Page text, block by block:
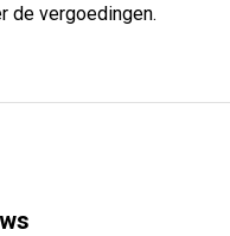
de vergoedingen.